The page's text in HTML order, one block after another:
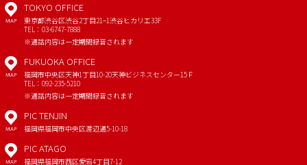
MAP
TOKYO OFFICE
東京都渋谷区渋谷2丁目21−1渋谷ヒカリエ33F
TEL：03-6747-7888
※通話内容は一定期間録音されます
MAP
FUKUOKA OFFICE
福岡市中央区天神1丁目10-20天神ビジネスセンター15Ｆ
TEL：092-235-5210
※通話内容は一定期間録音されます
MAP
PIC TENJIN
福岡県福岡市中央区渡辺通5-10-18
PIC ATAGO
福岡県福岡市西区愛宕4丁目7-12